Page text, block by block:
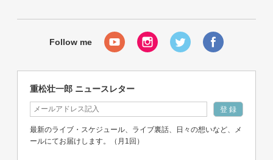
重松壮一郎 ニュースレター
最新のライブ・スケジュール、ライブ裏話、日々の想いなど、メ
ールにてお届けします。（月1回）